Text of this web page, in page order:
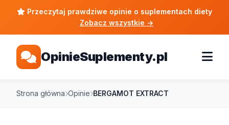
Przeczytaj prawdziwe opinie o suplementach diety
Zobacz wszystkie →
OpinieSuplementy.pl
Strona główna Opinie BERGAMOT EXTRACT